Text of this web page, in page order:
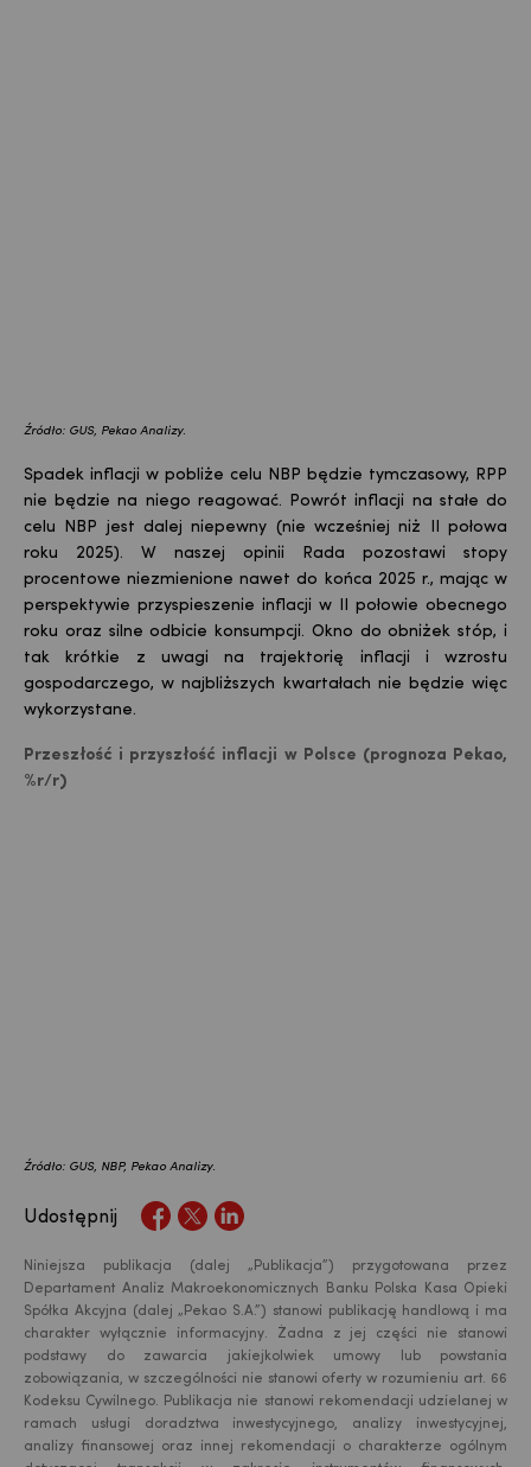
Źródło: GUS, Pekao Analizy.
Spadek inflacji w pobliże celu NBP będzie tymczasowy, RPP
nie będzie na niego reagować.
Powrót inflacji na stałe do
celu NBP jest dalej niepewny (nie wcześniej niż II połowa
roku 2025). W naszej opinii Rada pozostawi stopy
procentowe niezmienione nawet do końca 2025 r., mając w
perspektywie przyspieszenie inflacji w II połowie obecnego
roku oraz silne odbicie konsumpcji. Okno do obniżek stóp, i
tak krótkie z uwagi na trajektorię inflacji i wzrostu
gospodarczego, w najbliższych kwartałach nie będzie więc
wykorzystane.
Przeszłość i przyszłość inflacji w Polsce (prognoza Pekao,
%r/r)
Źródło: GUS, NBP, Pekao Analizy.
Udostępnij
Niniejsza publikacja (dalej „Publikacja”) przygotowana przez
Departament Analiz Makroekonomicznych Banku Polska Kasa Opieki
Spółka Akcyjna (dalej „Pekao S.A.”) stanowi publikację handlową i ma
charakter wyłącznie informacyjny. Żadna z jej części nie stanowi
podstawy do zawarcia jakiejkolwiek umowy lub powstania
zobowiązania, w szczególności nie stanowi oferty w rozumieniu art. 66
Kodeksu Cywilnego. Publikacja nie stanowi rekomendacji udzielanej w
ramach usługi doradztwa inwestycyjnego, analizy inwestycyjnej,
analizy finansowej oraz innej rekomendacji o charakterze ogólnym